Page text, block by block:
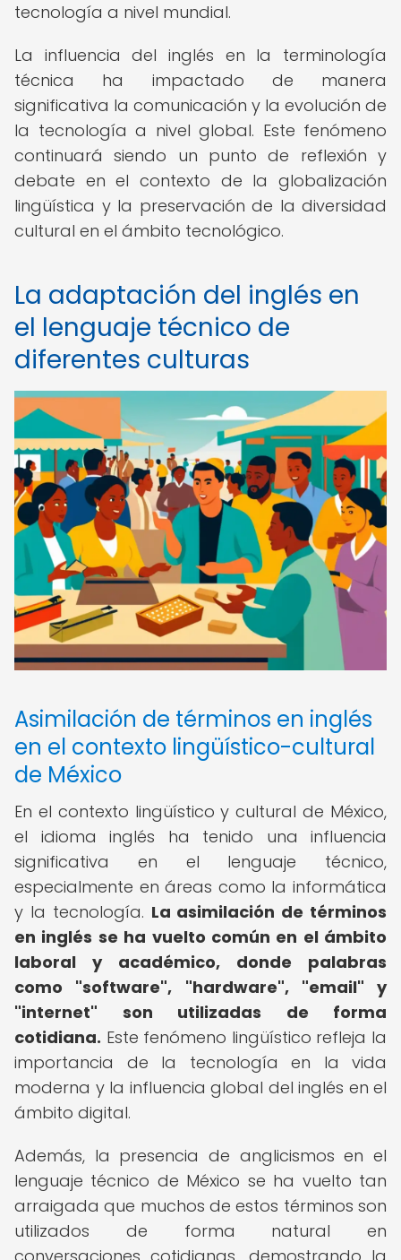
tecnología a nivel mundial.
La influencia del inglés en la terminología
técnica ha impactado de manera
significativa la comunicación y la evolución de
la tecnología a nivel global. Este fenómeno
continuará siendo un punto de reflexión y
debate en el contexto de la globalización
lingüística y la preservación de la diversidad
cultural en el ámbito tecnológico.
La adaptación del inglés en
el lenguaje técnico de
diferentes culturas
Asimilación de términos en inglés
en el contexto lingüístico-cultural
de México
En el contexto lingüístico y cultural de México,
el idioma inglés ha tenido una influencia
significativa en el lenguaje técnico,
especialmente en áreas como la informática
y la tecnología. La asimilación de términos
en inglés se ha vuelto común en el ámbito
laboral y académico, donde palabras
como "software", "hardware", "email" y
"internet" son utilizadas de forma
cotidiana. Este fenómeno lingüístico refleja la
importancia de la tecnología en la vida
moderna y la influencia global del inglés en el
ámbito digital.
Además, la presencia de anglicismos en el
lenguaje técnico de México se ha vuelto tan
arraigada que muchos de estos términos son
utilizados de forma natural en